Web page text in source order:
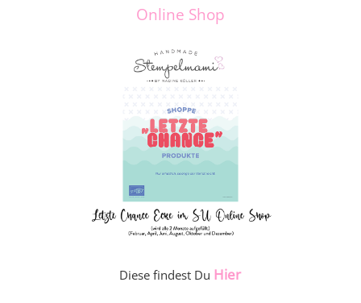
Online Shop
Diese findest Du Hier